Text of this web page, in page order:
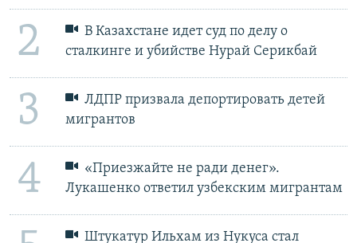
2
В Казахстане идет суд по делу о
сталкинге и убийстве Нурай Серикбай
3
ЛДПР призвала депортировать детей
мигрантов
4
«Приезжайте не ради денег».
Лукашенко ответил узбекским мигрантам
Штукатур Ильхам из Нукуса стал